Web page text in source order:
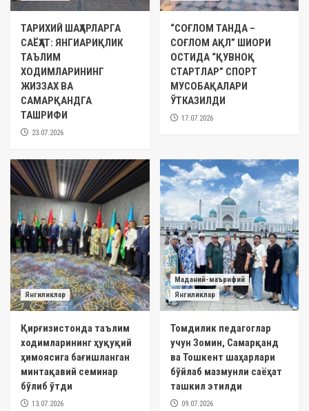
ТАРИХИЙ ШАҲАРЛАРГА
САЁҲАТ: ЯНГИАРИҚЛИК
ТАЪЛИМ
ХОДИМЛАРИНИНГ
ЖИЗЗАХ ВА
САМАРҚАНДГА
ТАШРИФИ
23.07.2026
“СОҒЛОМ ТАНДА –
СОҒЛОМ АҚЛ” ШИОРИ
ОСТИДА “ҚУВНОҚ
СТАРТЛАР” СПОРТ
МУСОБАҚАЛАРИ
ЎТКАЗИЛДИ
17.07.2026
Янгиликлар
Қирғизистонда таълим
ходимларининг ҳуқуқий
ҳимоясига бағишланган
минтақавий семинар
бўлиб ўтди
13.07.2026
Маданий-маърифий
Янгиликлар
Томдилик педагоглар
учун Зомин, Самарқанд
ва Тошкент шаҳарлари
бўйлаб мазмунли саёҳат
ташкил этилди
09.07.2026